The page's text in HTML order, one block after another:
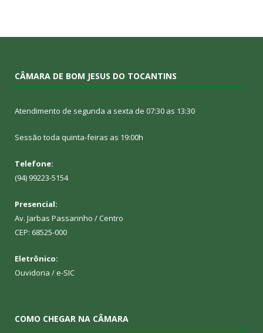
CÂMARA DE BOM JESUS DO TOCANTINS
Atendimento de segunda a sexta de 07:30 as 13:30
Sessão toda quinta-feiras as 19:00h
Telefone:
(94) 99223-5154
Presencial:
Av. Jarbas Passarinho / Centro
CEP: 68525-000
Eletrônico:
Ouvidoria / e-SIC
COMO CHEGAR NA CÂMARA